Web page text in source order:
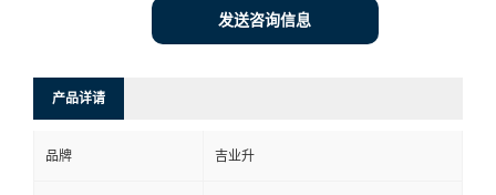
发送咨询信息
产品详请
品牌 吉业升